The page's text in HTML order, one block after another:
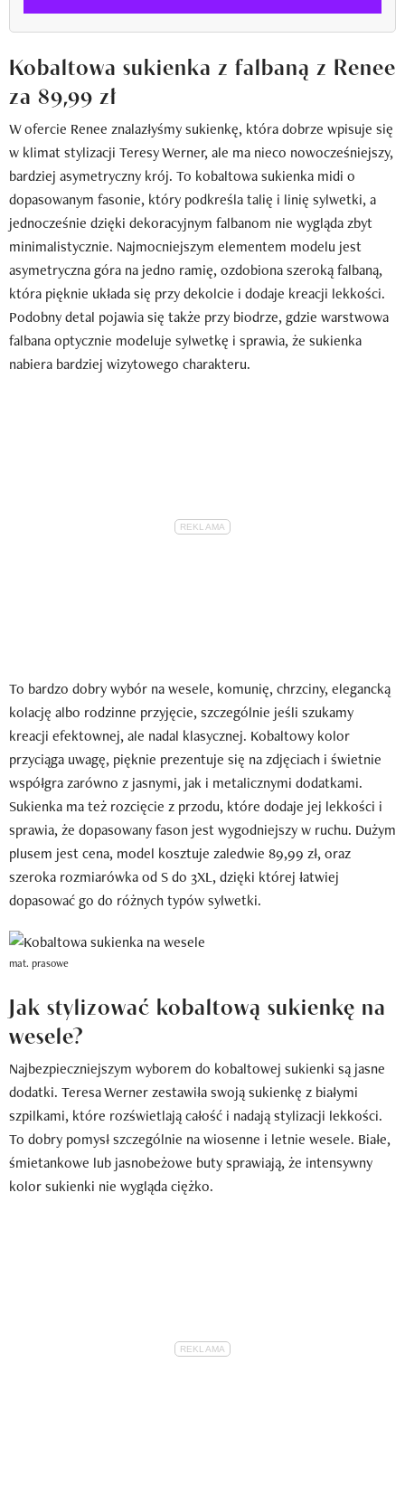
Kobaltowa sukienka z falbaną z Renee
za 89,99 zł
W ofercie Renee znalazłyśmy sukienkę, która dobrze wpisuje się
w klimat stylizacji Teresy Werner, ale ma nieco nowocześniejszy,
bardziej asymetryczny krój. To kobaltowa sukienka midi o
dopasowanym fasonie, który podkreśla talię i linię sylwetki, a
jednocześnie dzięki dekoracyjnym falbanom nie wygląda zbyt
minimalistycznie. Najmocniejszym elementem modelu jest
asymetryczna góra na jedno ramię, ozdobiona szeroką falbaną,
która pięknie układa się przy dekolcie i dodaje kreacji lekkości.
Podobny detal pojawia się także przy biodrze, gdzie warstwowa
falbana optycznie modeluje sylwetkę i sprawia, że sukienka
nabiera bardziej wizytowego charakteru.
To bardzo dobry wybór na wesele, komunię, chrzciny, elegancką
kolację albo rodzinne przyjęcie, szczególnie jeśli szukamy
kreacji efektownej, ale nadal klasycznej. Kobaltowy kolor
przyciąga uwagę, pięknie prezentuje się na zdjęciach i świetnie
współgra zarówno z jasnymi, jak i metalicznymi dodatkami.
Sukienka ma też rozcięcie z przodu, które dodaje jej lekkości i
sprawia, że dopasowany fason jest wygodniejszy w ruchu. Dużym
plusem jest cena, model kosztuje zaledwie 89,99 zł, oraz
szeroka rozmiarówka od S do 3XL, dzięki której łatwiej
dopasować go do różnych typów sylwetki.
mat. prasowe
Jak stylizować kobaltową sukienkę na
wesele?
Najbezpieczniejszym wyborem do kobaltowej sukienki są jasne
dodatki. Teresa Werner zestawiła swoją sukienkę z białymi
szpilkami, które rozświetlają całość i nadają stylizacji lekkości.
To dobry pomysł szczególnie na wiosenne i letnie wesele. Białe,
śmietankowe lub jasnobeżowe buty sprawiają, że intensywny
kolor sukienki nie wygląda ciężko.